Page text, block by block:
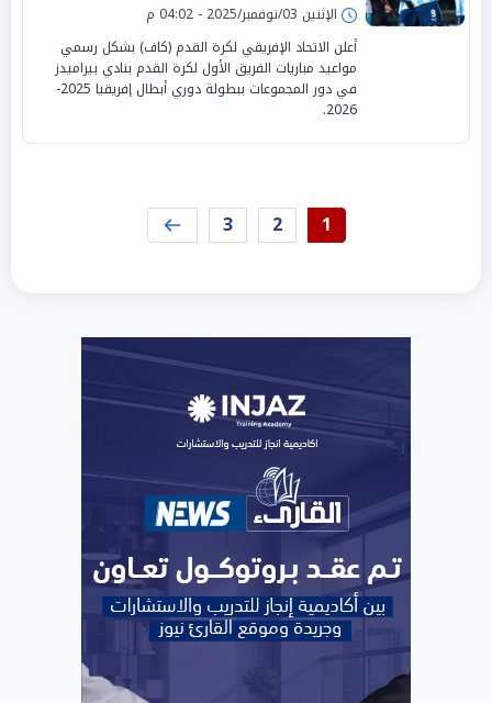
الإثنين 03/نوفمبر/2025 - 04:02 م
أعلن الاتحاد الإفريقي لكرة القدم (كاف) بشكل رسمي
مواعيد مباريات الفريق الأول لكرة القدم بنادي بيراميدز
في دور المجموعات ببطولة دوري أبطال إفريقيا 2025-
2026.
1
2
3